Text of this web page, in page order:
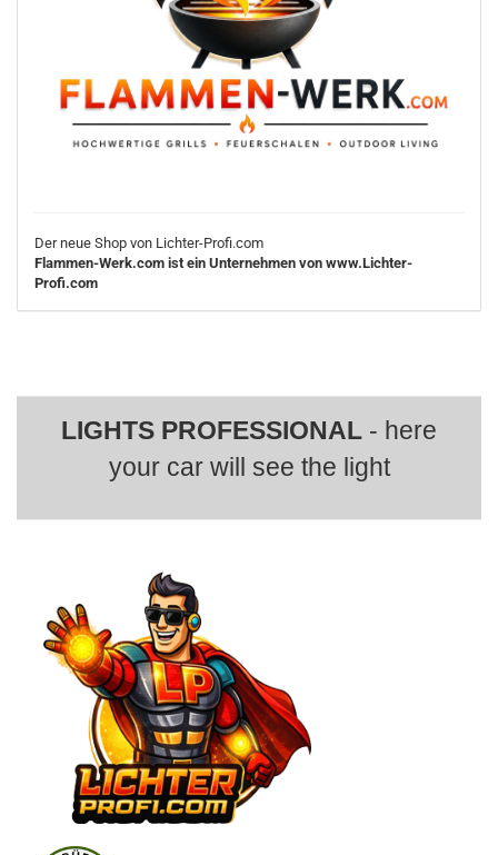
Der neue Shop von Lichter-Profi.com
Flammen-Werk.com ist ein Unternehmen von www.Lichter-
Profi.com
LIGHTS PROFESSIONAL - here
your car will see the light